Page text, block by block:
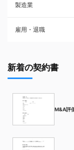
製造業
雇用・退職
新着の契約書
M&A評